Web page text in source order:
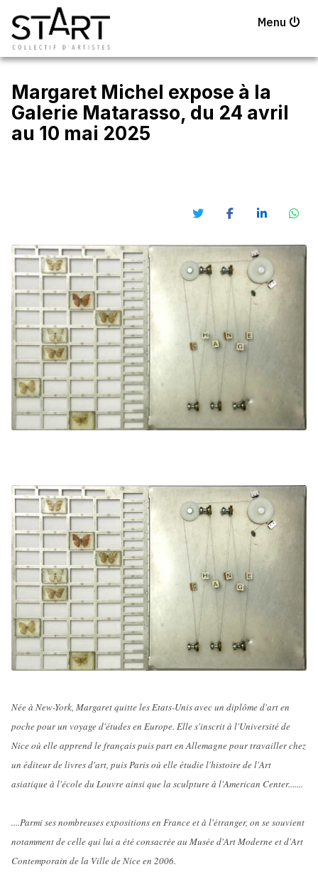
Menu
Margaret Michel expose à la
Galerie Matarasso, du 24 avril
au 10 mai 2025
Née à New-York, Margaret quitte les Etats-Unis avec un diplôme d'art en
poche pour un voyage d'études en Europe. Elle s'inscrit à l'Université de
Nice où elle apprend le français puis part en Allemagne pour travailler chez
un éditeur de livres d'art, puis Paris où elle étudie l'histoire de l'Art
asiatique à l'école du Louvre ainsi que la sculpture à l'American Center.......
....Parmi ses nombreuses expositions en France et à l'étranger, on se souvient
notamment de celle qui lui a été consacrée au Musée d'Art Moderne et d'Art
Contemporain de la Ville de Nice en 2006.